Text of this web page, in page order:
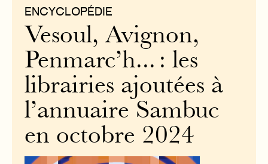
ENCYCLOPÉDIE
Vesoul, Avignon,
Penmarc’h... : les
librairies ajoutées à
l’annuaire Sambuc
en octobre 2024